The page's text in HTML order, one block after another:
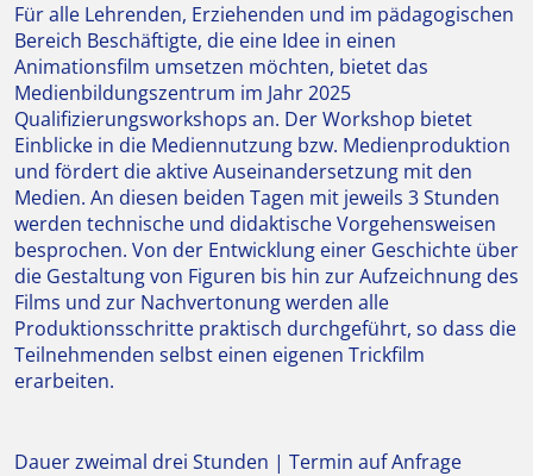
Für alle Lehrenden, Erziehenden und im pädagogischen
Bereich Beschäftigte, die eine Idee in einen
Animationsfilm umsetzen möchten, bietet das
Medienbildungszentrum im Jahr 2025
Qualifizierungsworkshops an. Der Workshop bietet
Einblicke in die Mediennutzung bzw. Medienproduktion
und fördert die aktive Auseinandersetzung mit den
Medien. An diesen beiden Tagen mit jeweils 3 Stunden
werden technische und didaktische Vorgehensweisen
besprochen. Von der Entwicklung einer Geschichte über
die Gestaltung von Figuren bis hin zur Aufzeichnung des
Films und zur Nachvertonung werden alle
Produktionsschritte praktisch durchgeführt, so dass die
Teilnehmenden selbst einen eigenen Trickfilm
erarbeiten.
Dauer zweimal drei Stunden | Termin auf Anfrage